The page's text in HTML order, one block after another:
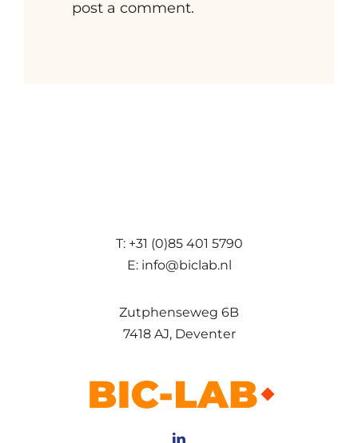
post a comment.
T: +31 (0)85 401 5790
E: info@biclab.nl
Zutphenseweg 6B
7418 AJ, Deventer